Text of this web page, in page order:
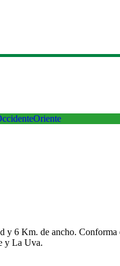
Oriente
y 6 Km. de ancho.
y La Uva.